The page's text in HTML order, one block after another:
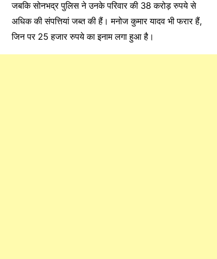
जबकि सोनभद्र पुलिस ने उनके परिवार की 38 करोड़ रुपये से
अधिक की संपत्तियां जब्त की हैं। मनोज कुमार यादव भी फरार हैं,
जिन पर 25 हजार रुपये का इनाम लगा हुआ है।